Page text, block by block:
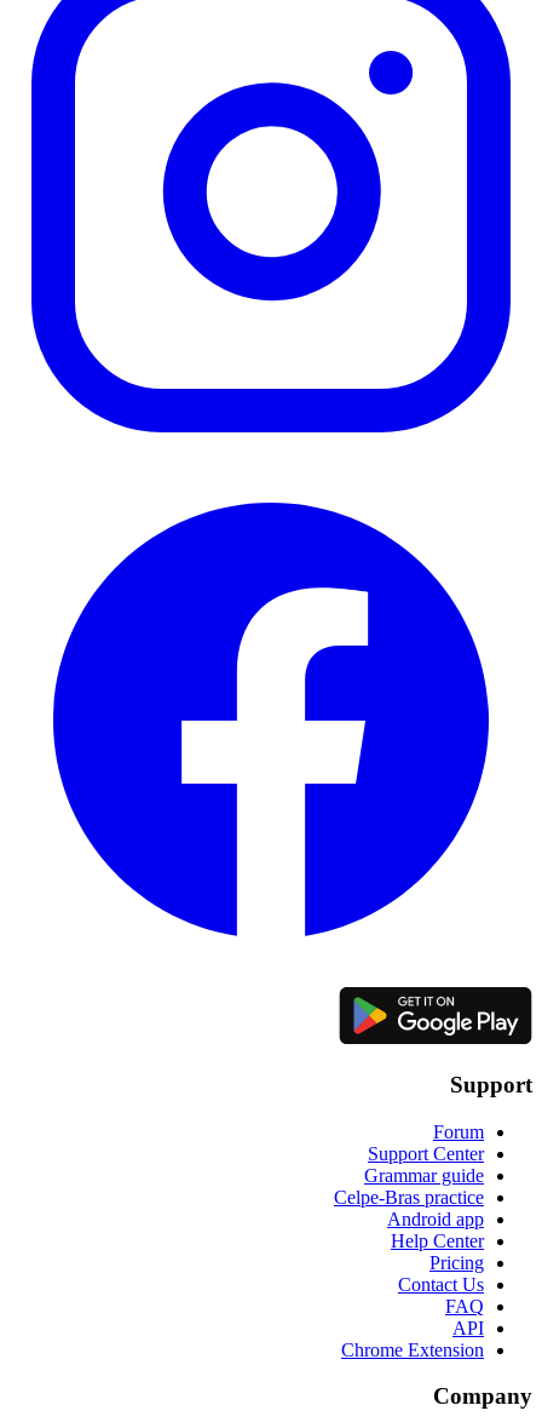
Support
Forum
Support Center
Grammar guide
Celpe-Bras practice
Android app
Help Center
Pricing
Contact Us
FAQ
API
Chrome Extension
Company